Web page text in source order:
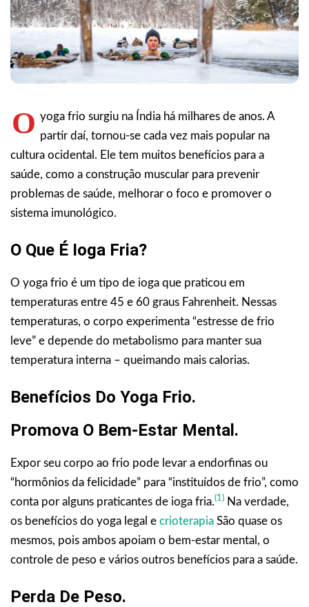
O yoga frio surgiu na Índia há milhares de anos. A
partir daí, tornou-se cada vez mais popular na
cultura ocidental. Ele tem muitos benefícios para a
saúde, como a construção muscular para prevenir
problemas de saúde, melhorar o foco e promover o
sistema imunológico.
O Que É Ioga Fria?
O yoga frio é um tipo de ioga que praticou em
temperaturas entre 45 e 60 graus Fahrenheit. Nessas
temperaturas, o corpo experimenta “estresse de frio
leve” e depende do metabolismo para manter sua
temperatura interna – queimando mais calorias.
Benefícios Do Yoga Frio.
Promova O Bem-Estar Mental.
Expor seu corpo ao frio pode levar a endorfinas ou
“hormônios da felicidade” para “instituídos de frio”, como
conta por alguns praticantes de ioga fria.(1) Na verdade,
os benefícios do yoga legal e crioterapia São quase os
mesmos, pois ambos apoiam o bem-estar mental, o
controle de peso e vários outros benefícios para a saúde.
Perda De Peso.